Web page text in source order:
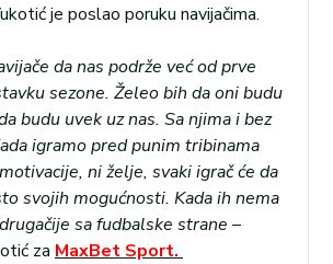
je poslao poruku navijačima.
da nas podrže već od prve
sezone. Želeo bih da oni budu
budu uvek uz nas. Sa njima i bez
igramo pred punim tribinama
ni želje, svaki igrač će da
svojih mogućnosti. Kada ih nema
sa fudbalske strane –
za MaxBet Sport.